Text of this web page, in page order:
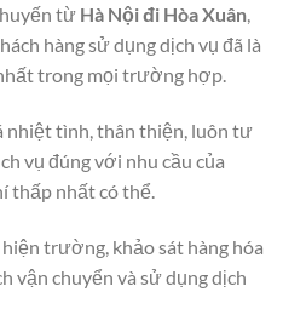
từ Hà Nội đi Hòa Xuân,
hàng sử dụng dịch vụ đã là
trong mọi trường hợp.
nhiệt tình, thân thiện, luôn tư
vụ đúng với nhu cầu của
thấp nhất có thể.
trường, khảo sát hàng hóa
vận chuyển và sử dụng dịch